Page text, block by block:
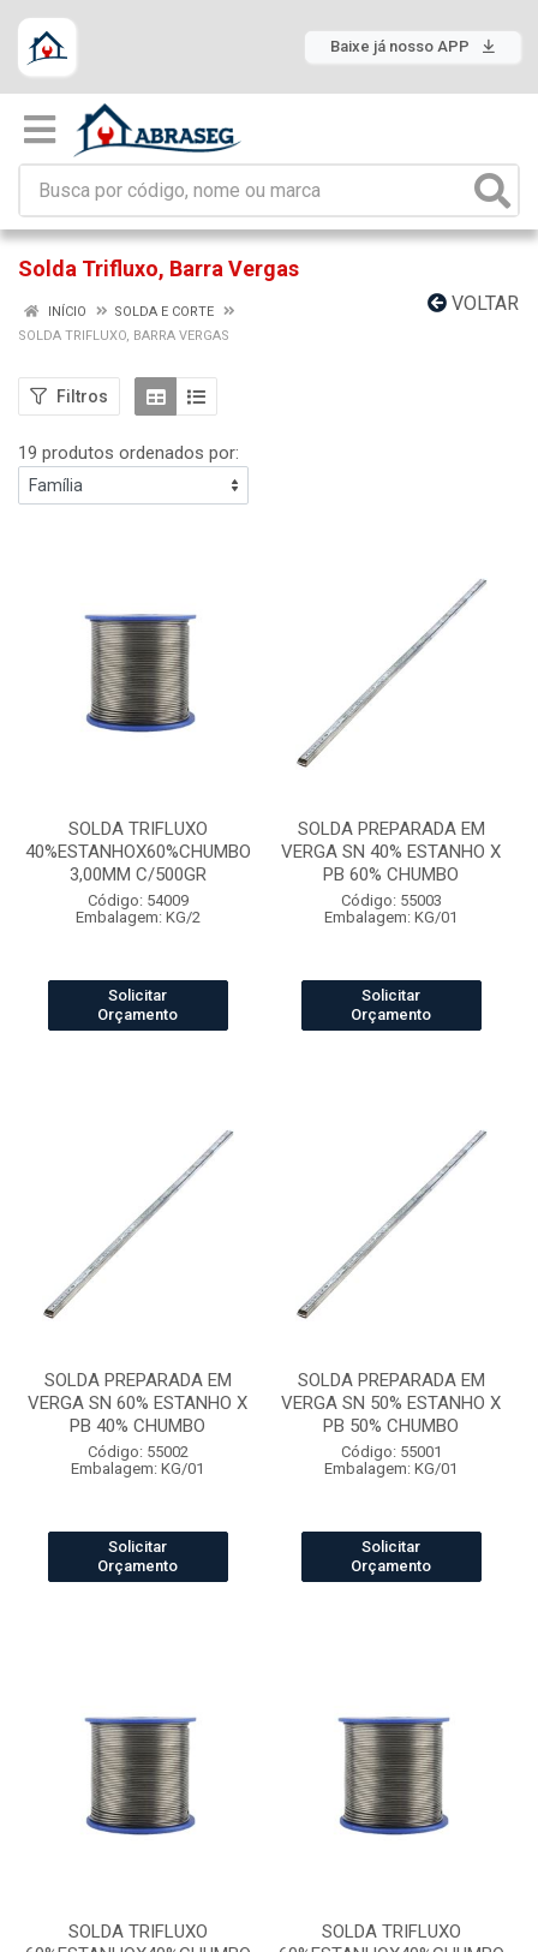
Baixe já nosso APP
Solda Trifluxo, Barra Vergas
VOLTAR
INÍCIO
SOLDA E CORTE
SOLDA TRIFLUXO, BARRA VERGAS
Filtros
19 produtos ordenados por:
SOLDA TRIFLUXO
40%ESTANHOX60%CHUMBO
3,00MM C/500GR
Código: 54009
Embalagem: KG/2
Solicitar
Orçamento
SOLDA PREPARADA EM
VERGA SN 40% ESTANHO X
PB 60% CHUMBO
Código: 55003
Embalagem: KG/01
Solicitar
Orçamento
SOLDA PREPARADA EM
VERGA SN 60% ESTANHO X
PB 40% CHUMBO
Código: 55002
Embalagem: KG/01
Solicitar
Orçamento
SOLDA PREPARADA EM
VERGA SN 50% ESTANHO X
PB 50% CHUMBO
Código: 55001
Embalagem: KG/01
Solicitar
Orçamento
SOLDA TRIFLUXO
SOLDA TRIFLUXO